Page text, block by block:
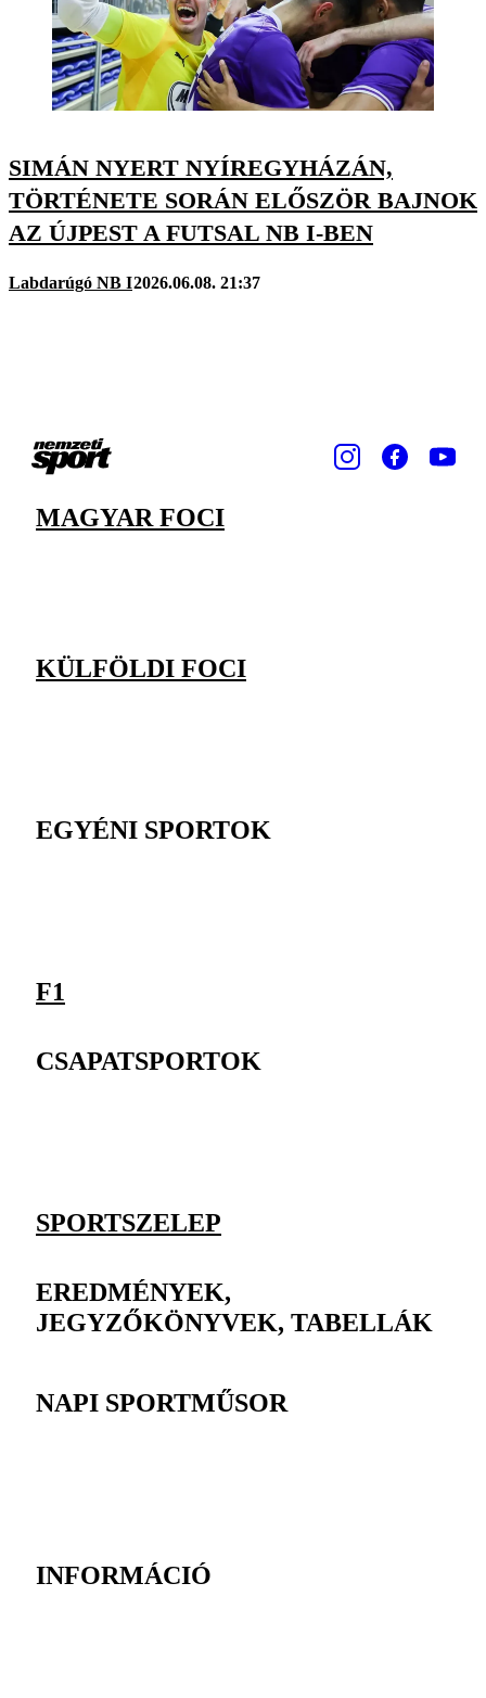
SIMÁN NYERT NYÍREGYHÁZÁN,
TÖRTÉNETE SORÁN ELŐSZÖR BAJNOK
AZ ÚJPEST A FUTSAL NB I-BEN
Labdarúgó NB I2026.06.08. 21:37
MAGYAR FOCI
KÜLFÖLDI FOCI
EGYÉNI SPORTOK
F1
CSAPATSPORTOK
SPORTSZELEP
EREDMÉNYEK,
JEGYZŐKÖNYVEK, TABELLÁK
NAPI SPORTMŰSOR
INFORMÁCIÓ